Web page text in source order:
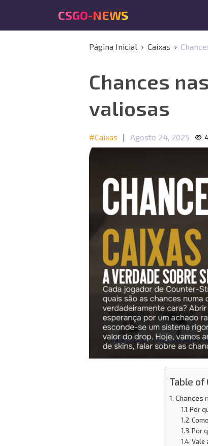
CSGO-NEWS
Página Inicial Caixas
Chances
valiosas
#Caixas | Agosto 24, 2025
Table of
Chances
Por
Por
Vale